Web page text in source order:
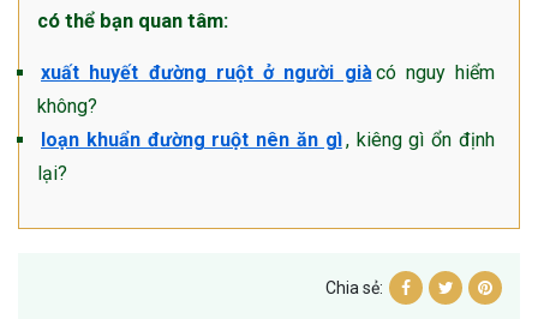
có thể bạn quan tâm:
xuất huyết đường ruột ở người giàcó nguy hiểm
không?
loạn khuẩn đường ruột nên ăn gì, kiêng gì ổn định
lại?
Chia sẻ: